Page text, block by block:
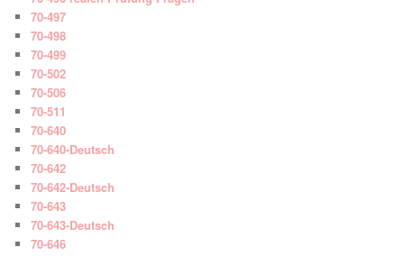
70-497
70-498
70-499
70-502
70-506
70-511
70-640
70-640-Deutsch
70-642
70-642-Deutsch
70-643
70-643-Deutsch
70-646